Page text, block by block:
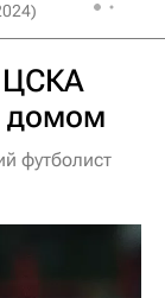
ЦСКА
домом
футболист